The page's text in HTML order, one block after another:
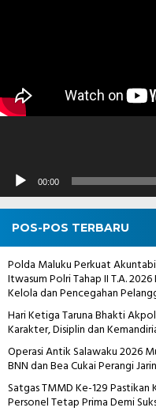
Pemutar
00:00
POS-POS TERBARU
Polda Maluku Perkuat
Itwasum Polri Tahap II T.A.
Kelola dan Pencegahan
Hari Ketiga Taruna Bhakti
Karakter, Disiplin dan
Operasi Antik Salawaku 2026
BNN dan Bea Cukai Perangi
Satgas TMMD Ke-129
Personel Tetap Prima Demi